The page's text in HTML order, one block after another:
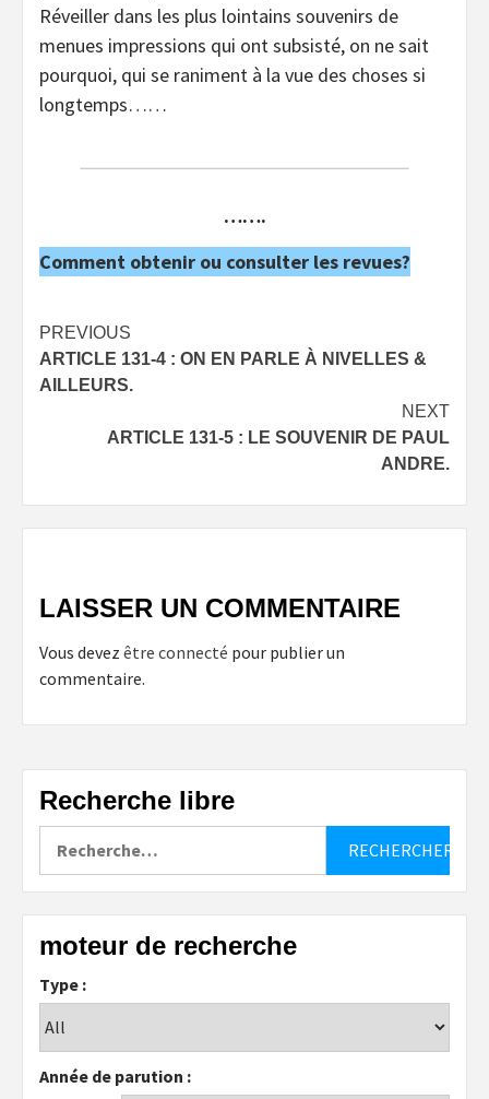
Réveiller dans les plus lointains souvenirs de
menues impressions qui ont subsisté, on ne sait
pourquoi, qui se raniment à la vue des choses si
longtemps……
…….
Comment obtenir ou consulter les revues?
Post
navigation
PREVIOUS
ARTICLE 131-4 : ON EN PARLE À NIVELLES &
AILLEURS.
NEXT
ARTICLE 131-5 : LE SOUVENIR DE PAUL
ANDRE.
LAISSER UN COMMENTAIRE
Vous devez être connecté pour publier un
commentaire.
Recherche libre
moteur de recherche
Type :
Année de parution :